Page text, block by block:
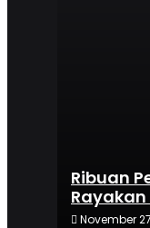
Ribuan
Argentina
November